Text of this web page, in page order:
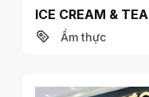
ICE CREAM & TEA
Ẩm thực